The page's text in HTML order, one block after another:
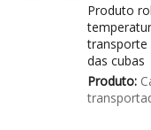
Produto
transporte
das cubas
Produto: